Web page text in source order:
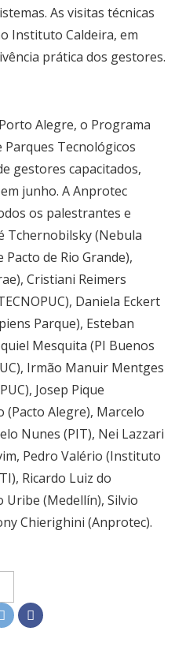
As visitas técnicas
Instituto Caldeira, em
prática dos gestores.
Alegre, o Programa
Parques Tecnológicos
gestores capacitados,
junho. A Anprotec
os palestrantes e
Tchernobilsky (Nebula
de Rio Grande),
Cristiani Reimers
Daniela Eckert
Parque), Esteban
Mesquita (PI Buenos
Irmão Manuir Mentges
Josep Pique
(Pacto Alegre), Marcelo
Nunes (PIT), Nei Lazzari
Pedro Valério (Instituto
Ricardo Luiz do
Uribe (Medellín), Silvio
Chierighini (Anprotec).